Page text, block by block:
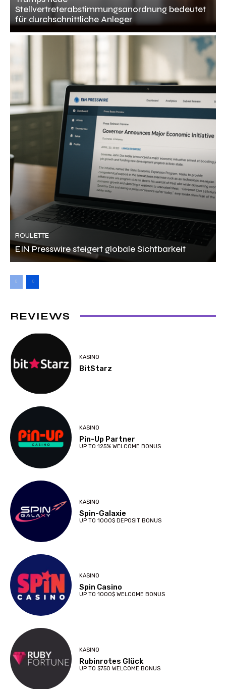
Stellvertreterabstimmungsanordnung bedeutet
für durchschnittliche Anleger
ROULETTE
EIN Presswire steigert globale Sichtbarkeit
REVIEWS
KASINO
BitStarz
KASINO
Pin-Up Partner
UP TO 125% WELCOME BONUS
KASINO
Spin-Galaxie
UP TO 1000$ DEPOSIT BONUS
KASINO
Spin Casino
UP TO 1000$ WELCOME BONUS
KASINO
Rubinrotes Glück
UP TO $750 WELCOME BONUS